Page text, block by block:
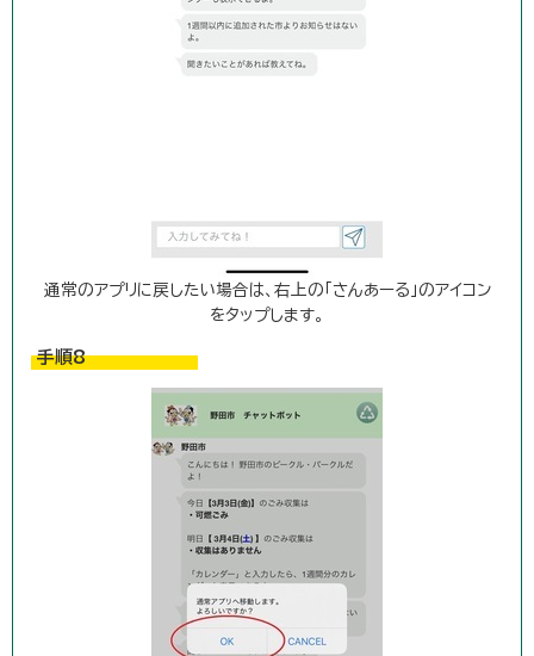
通常のアプリに戻したい場合は、右上の「さんあーる」のアイコン
をタップします。
手順8